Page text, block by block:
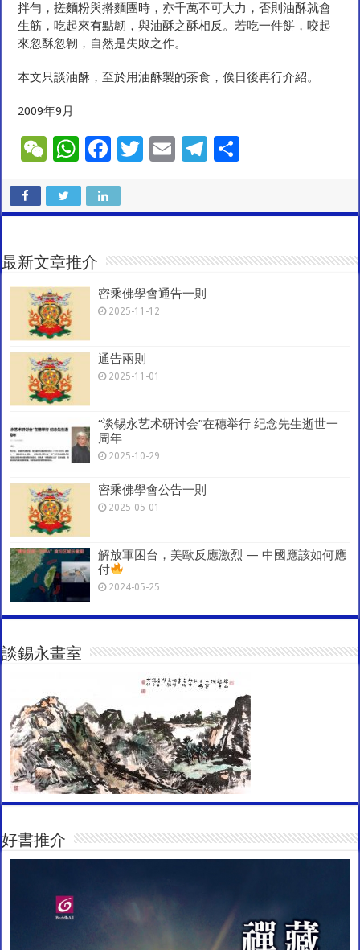
拌勻，搓麵粉與擀麵團時，亦千萬不可大力，否則油酥就會
生筋，吃起來有點韌，與油酥之酥相反。若吃一件餅，咬起
來忽酥忽韌，自然是失敗之作。
本文只談油酥，至於用油酥製的茶食，俟日後再行介紹。
2009年9月
W
C
h
at
W
at
sA
p
p
F
e
b
o
k
T
er
E
l
T
gr
a
e
最新文章推介
密乘佛學會通告一則
2025-11-12
通告兩則
2025-11-01
“谈锡永艺术研讨会”在穗举行 纪念先生逝世一
周年
2025-10-29
密乘佛學會公告一則
2025-05-01
解放軍困台，美歐反應激烈 — 中國應該如何應
付
2024-05-25
談錫永畫室
好書推介